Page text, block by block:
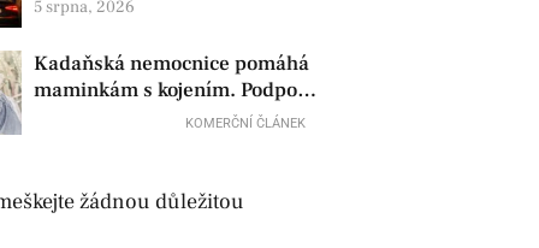
zkoušel uplatit policisty
5 srpna, 2026
Kadaňská nemocnice pomáhá
maminkám s kojením. Podpora
začíná už před porodem
KOMERČNÍ ČLÁNEK
žádnou důležitou